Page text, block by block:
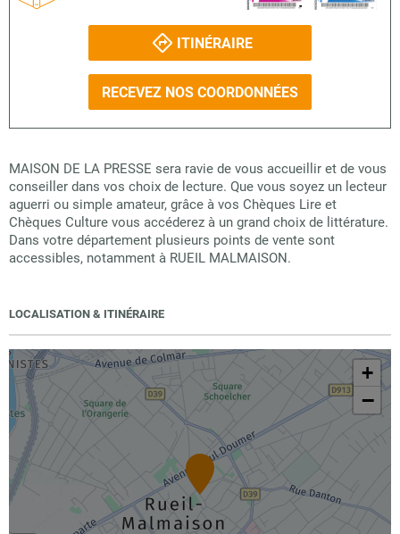
ITINÉRAIRE
RECEVEZ NOS COORDONNÉES
MAISON DE LA PRESSE sera ravie de vous accueillir et de vous
conseiller dans vos choix de lecture. Que vous soyez un lecteur
aguerri ou simple amateur, grâce à vos Chèques Lire et
Chèques Culture vous accéderez à un grand choix de littérature.
Dans votre département plusieurs points de vente sont
accessibles, notamment à RUEIL MALMAISON.
LOCALISATION & ITINÉRAIRE
+
−